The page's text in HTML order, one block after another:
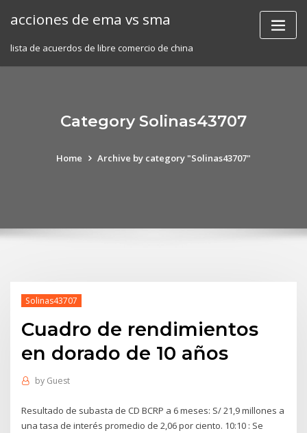
acciones de ema vs sma
lista de acuerdos de libre comercio de china
Category Solinas43707
Home Archive by category "Solinas43707"
Solinas43707
Cuadro de rendimientos
en dorado de 10 años
by Guest
Resultado de subasta de CD BCRP a 6 meses: S/ 21,9 millones a
una tasa de interés promedio de 2,06 por ciento. 10:10 : Se